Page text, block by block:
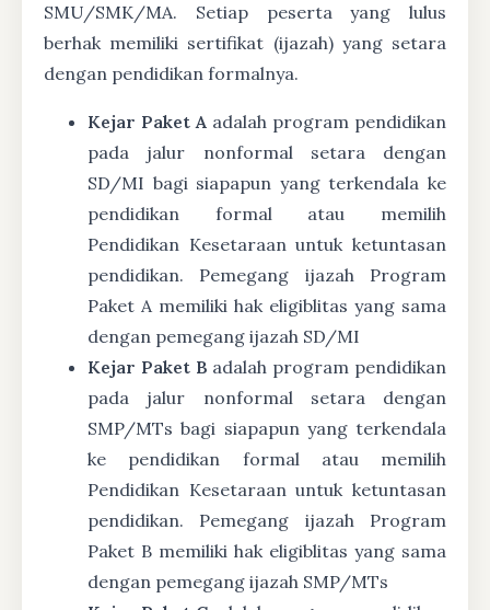
SMU/SMK/MA. Setiap peserta yang lulus
berhak memiliki sertifikat (ijazah) yang setara
dengan pendidikan formalnya.
Kejar Paket A adalah program pendidikan
pada jalur nonformal setara dengan
SD/MI bagi siapapun yang terkendala ke
pendidikan formal atau memilih
Pendidikan Kesetaraan untuk ketuntasan
pendidikan. Pemegang ijazah Program
Paket A memiliki hak eligiblitas yang sama
dengan pemegang ijazah SD/MI
Kejar Paket B adalah program pendidikan
pada jalur nonformal setara dengan
SMP/MTs bagi siapapun yang terkendala
ke pendidikan formal atau memilih
Pendidikan Kesetaraan untuk ketuntasan
pendidikan. Pemegang ijazah Program
Paket B memiliki hak eligiblitas yang sama
dengan pemegang ijazah SMP/MTs